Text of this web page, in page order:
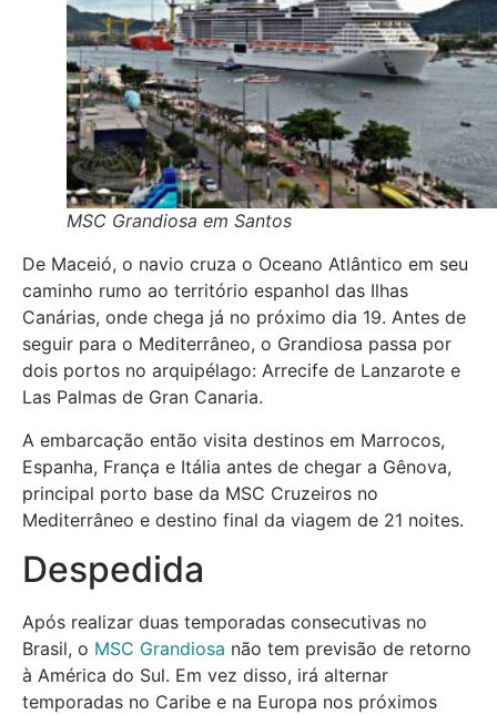
MSC Grandiosa em Santos
De Maceió, o navio cruza o Oceano Atlântico em seu
caminho rumo ao território espanhol das Ilhas
Canárias, onde chega já no próximo dia 19. Antes de
seguir para o Mediterrâneo, o Grandiosa passa por
dois portos no arquipélago: Arrecife de Lanzarote e
Las Palmas de Gran Canaria.
A embarcação então visita destinos em Marrocos,
Espanha, França e Itália antes de chegar a Gênova,
principal porto base da MSC Cruzeiros no
Mediterrâneo e destino final da viagem de 21 noites.
Despedida
Após realizar duas temporadas consecutivas no
Brasil, o MSC Grandiosa não tem previsão de retorno
à América do Sul. Em vez disso, irá alternar
temporadas no Caribe e na Europa nos próximos